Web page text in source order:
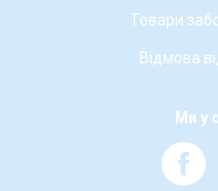
Товари
Відмова
Ми у